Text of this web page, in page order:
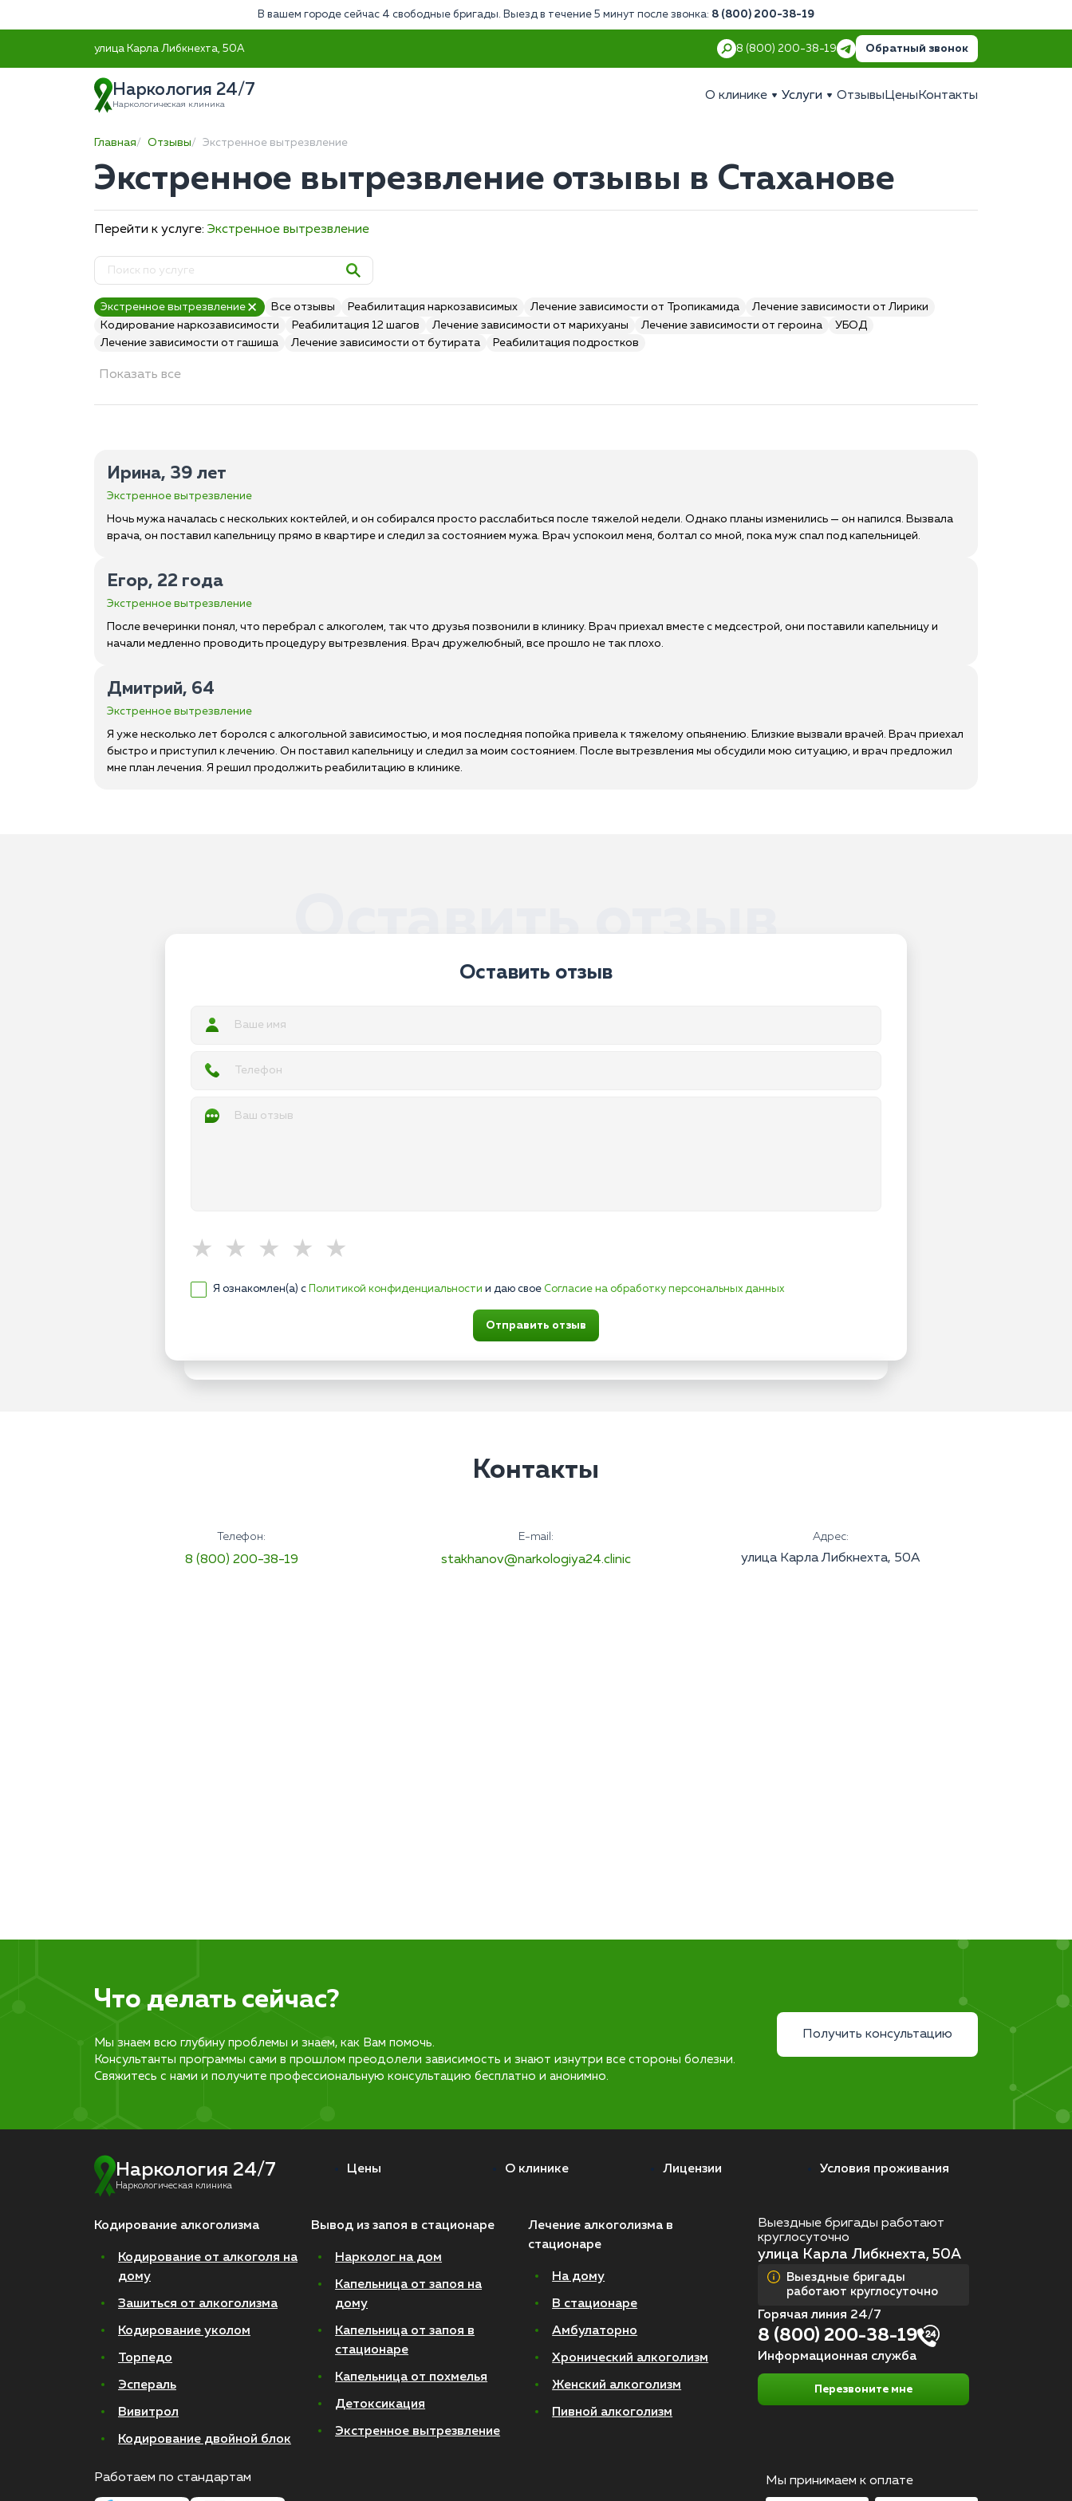
В вашем городе сейчас 4 свободные бригады. Выезд в течение 5 минут после звонка: 8 (800) 200-38-19
улица Карла Либкнехта, 50А 8 (800) 200-38-19 Обратный звонок
Наркология 24/7
Наркологическая клиника
О клинике Услуги Отзывы Цены Контакты
Главная Отзывы Экстренное вытрезвление
Экстренное вытрезвление отзывы в Стаханове
Перейти к услуге: Экстренное вытрезвление
Экстренное вытрезвление Все отзывы Реабилитация наркозависимых Лечение зависимости от Тропикамида
Лечение зависимости от Лирики
Кодирование наркозависимости
Реабилитация 12 шагов Лечение зависимости от марихуаны Лечение зависимости от героина
УБОД
Лечение зависимости от гашиша
Лечение зависимости от бутирата Реабилитация подростков
Показать все
Ирина, 39 лет
Экстренное вытрезвление
Ночь мужа началась с нескольких коктейлей, и он собирался просто расслабиться после тяжелой недели. Однако планы изменились — он напился. Вызвала
врача, он поставил капельницу прямо в квартире и следил за состоянием мужа. Врач успокоил меня, болтал со мной, пока муж спал под капельницей.
Егор, 22 года
Экстренное вытрезвление
После вечеринки понял, что перебрал с алкоголем, так что друзья позвонили в клинику. Врач приехал вместе с медсестрой, они поставили капельницу и
начали медленно проводить процедуру вытрезвления. Врач дружелюбный, все прошло не так плохо.
Дмитрий, 64
Экстренное вытрезвление
Я уже несколько лет боролся с алкогольной зависимостью, и моя последняя попойка привела к тяжелому опьянению. Близкие вызвали врачей. Врач приехал
быстро и приступил к лечению. Он поставил капельницу и следил за моим состоянием. После вытрезвления мы обсудили мою ситуацию, и врач предложил
мне план лечения. Я решил продолжить реабилитацию в клинике.
Оставить отзыв
Оставить отзыв
Я ознакомлен(а) с Политикой конфиденциальности и даю свое Согласие на обработку персональных данных
Отправить отзыв
Контакты
Телефон:
8 (800) 200-38-19
E-mail:
stakhanov@narkologiya24.clinic
Адрес:
улица Карла Либкнехта, 50А
Что делать сейчас?
Мы знаем всю глубину проблемы и знаем, как Вам помочь.
Консультанты программы сами в прошлом преодолели зависимость и знают изнутри все стороны болезни.
Свяжитесь с нами и получите профессиональную консультацию бесплатно и анонимно.
Получить консультацию
Наркология 24/7
Наркологическая клиника
Цены О клинике Лицензии Условия проживания
Кодирование алкоголизма
Кодирование от алкоголя на
дому
Зашиться от алкоголизма
Кодирование уколом
Торпедо
Эспераль
Вивитрол
Кодирование двойной блок
Вывод из запоя в стационаре
Нарколог на дом
Капельница от запоя на
дому
Капельница от запоя в
стационаре
Капельница от похмелья
Детоксикация
Экстренное вытрезвление
Лечение алкоголизма в
стационаре
На дому
В стационаре
Амбулаторно
Хронический алкоголизм
Женский алкоголизм
Пивной алкоголизм
Выездные бригады работают
круглосуточно
улица Карла Либкнехта, 50А
Выездные бригады
работают круглосуточно
Горячая линия 24/7
8 (800) 200-38-19
Информационная служба
Перезвоните мне
Работаем по стандартам Мы принимаем к оплате